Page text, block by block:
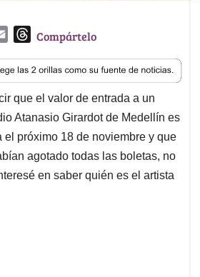
a
i
l
T
r
e
a
d
s
Compártelo
que el valor de entrada a un
Atanasio Girardot de Medellín es
el próximo 18 de noviembre y que
agotado todas las boletas, no
en saber quién es el artista